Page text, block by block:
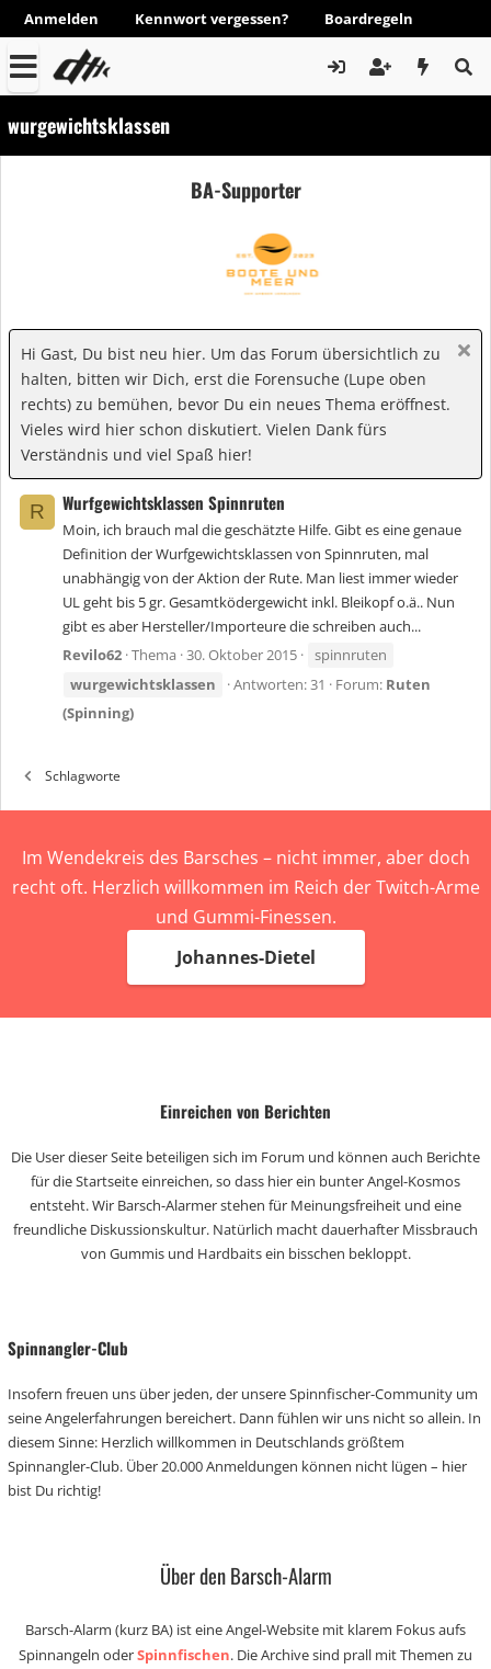
Anmelden Kennwort vergessen? Boardregeln
wurgewichtsklassen
BA-Supporter
Hi Gast, Du bist neu hier. Um das Forum übersichtlich zu
halten, bitten wir Dich, erst die Forensuche (Lupe oben
rechts) zu bemühen, bevor Du ein neues Thema eröffnest.
Vieles wird hier schon diskutiert. Vielen Dank fürs
Verständnis und viel Spaß hier!
R Wurfgewichtsklassen Spinnruten
Moin, ich brauch mal die geschätzte Hilfe. Gibt es eine genaue
Definition der Wurfgewichtsklassen von Spinnruten, mal
unabhängig von der Aktion der Rute. Man liest immer wieder
UL geht bis 5 gr. Gesamtködergewicht inkl. Bleikopf o.ä.. Nun
gibt es aber Hersteller/Importeure die schreiben auch...
Revilo62 Thema 30. Oktober 2015
spinnruten
wurgewichtsklassen
Antworten: 31 Forum: Ruten
(Spinning)
Schlagworte
Im Wendekreis des Barsches – nicht immer, aber doch
recht oft. Herzlich willkommen im Reich der Twitch-Arme
und Gummi-Finessen.
Johannes-Dietel
Einreichen von Berichten
Die User dieser Seite beteiligen sich im Forum und können auch Berichte
für die Startseite einreichen, so dass hier ein bunter Angel-Kosmos
entsteht. Wir Barsch-Alarmer stehen für Meinungsfreiheit und eine
freundliche Diskussionskultur. Natürlich macht dauerhafter Missbrauch
von Gummis und Hardbaits ein bisschen bekloppt.
Spinnangler-Club
Insofern freuen uns über jeden, der unsere Spinnfischer-Community um
seine Angelerfahrungen bereichert. Dann fühlen wir uns nicht so allein. In
diesem Sinne: Herzlich willkommen in Deutschlands größtem
Spinnangler-Club. Über 20.000 Anmeldungen können nicht lügen – hier
bist Du richtig!
Über den Barsch-Alarm
Barsch-Alarm (kurz BA) ist eine Angel-Website mit klarem Fokus aufs
Spinnangeln oderSpinnfischen. Die Archive sind prall mit Themen zu